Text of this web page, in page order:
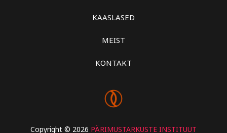
KAASLASED
MEIST
KONTAKT
Copyright © 2026 PÄRIMUSTARKUSTE INSTITUUT